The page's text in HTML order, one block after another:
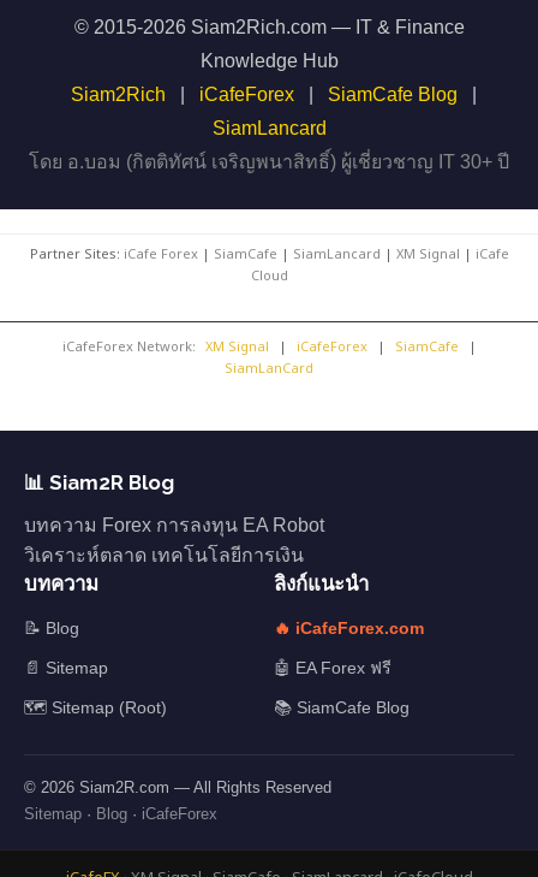
© 2015-2026 Siam2Rich.com — IT & Finance
Knowledge Hub
Siam2Rich
iCafeForex SiamCafe Blog
SiamLancard
โดย อ.บอม (กิตติทัศน์ เจริญพนาสิทธิ์) ผู้เชี่ยวชาญ IT 30+ ปี
Partner Sites: iCafe Forex| SiamCafe | SiamLancard | XM Signal | iCafe
Cloud
iCafeForex Network: XM Signal | iCafeForex | SiamCafe
|
SiamLanCard
📊 Siam2R Blog
บทความ Forex การลงทุน EA Robot
วิเคราะห์ตลาด เทคโนโลยีการเงิน
บทความ
📝 Blog
📄 Sitemap
🗺️ Sitemap (Root)
ลิงก์แนะนำ
🔥 iCafeForex.com
🤖 EA Forex ฟรี
📚 SiamCafe Blog
© 2026 Siam2R.com — All Rights Reserved
Sitemap · Blog · iCafeForex